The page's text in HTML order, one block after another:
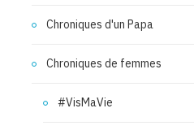
Chroniques d'un Papa
Chroniques de femmes
#VisMaVie